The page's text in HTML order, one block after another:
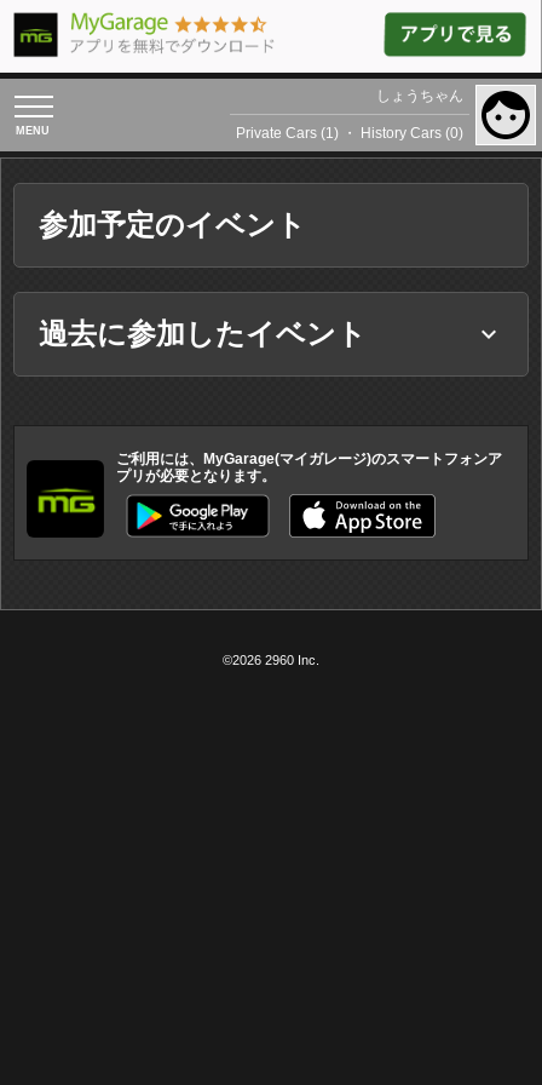
toggle
navigation
しょうちゃん
Private Cars (1) ・ History Cars (0)
参加予定のイベント
過去に参加したイベント keyboard_arrow_down
ご利用には、MyGarage(マイガレージ)のスマートフォンア
プリが必要となります。
©2026 2960 Inc.